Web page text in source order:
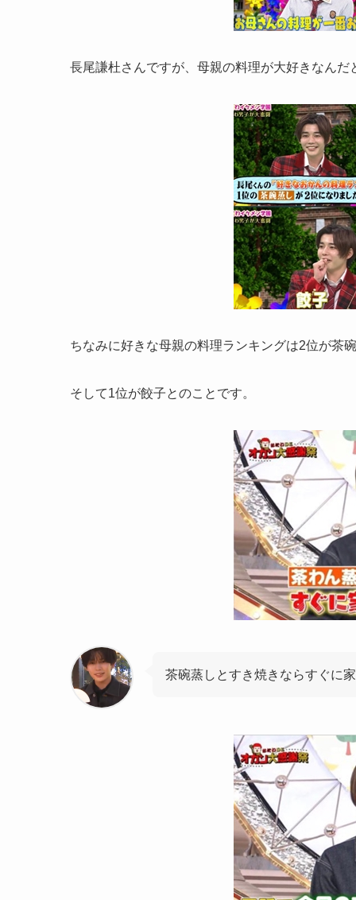
長尾謙杜さんですが、母親の料理が大好きなんだ
ちなみに好きな母親の料理ランキングは2位が茶
そして1位が餃子とのことです。
茶碗蒸しとすき焼きならすぐに